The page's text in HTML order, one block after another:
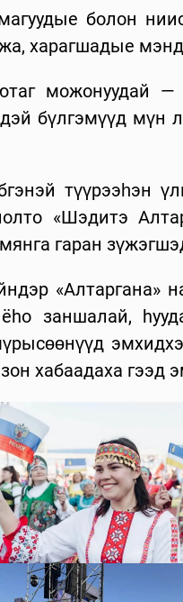
болон
харагшадые
можонуудай —
бүлгэмүүд мүн
түүрээһэн
«Шэдитэ
гаран
«Алтаргана»
заншалай,
хабаадаха гээд